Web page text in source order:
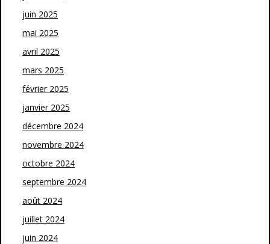
juin 2025
mai 2025
avril 2025
mars 2025
février 2025
janvier 2025
décembre 2024
novembre 2024
octobre 2024
septembre 2024
août 2024
juillet 2024
juin 2024